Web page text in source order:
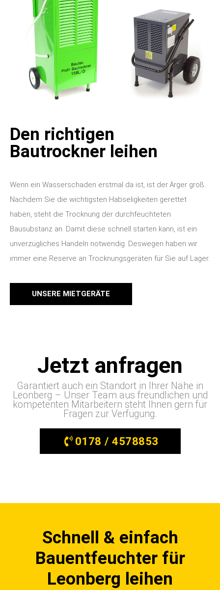
Den richtigen
Bautrockner leihen
Wenn ein Wasserschaden erstmal da ist, ist der Ärger groß.
Nachdem Sie die wichtigsten Habseligkeiten gerettet
haben, steht die Trocknung der durchfeuchteten
Bausubstanz an. Damit diese schnell starten kann, ist ein
unverzügliches Handeln notwendig. Deswegen haben wir
immer eine Reserve an Trocknungsgeräten für Sie auf Lager.
UNSERE MIETGERÄTE
Jetzt anfragen
Garantiert auch ein Standort in Ihrer Nähe in
Leonberg – Unser Team aus freundlichen und
kompetenten Mitarbeitern steht Ihnen gern für
Fragen zur Verfügung.
0178 / 4578853
Schnell & einfach
Bauentfeuchter für
Leonberg leihen